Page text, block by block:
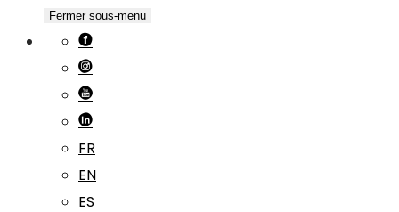
Fermer sous-menu
FR
EN
ES